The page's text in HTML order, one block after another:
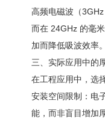
高频电磁波（3GHz
而在 24GHz 的毫
加而降低吸波效率。
三、实际应用中的
在工程应用中，选
安装空间限制 ：电
能，而非盲目增加